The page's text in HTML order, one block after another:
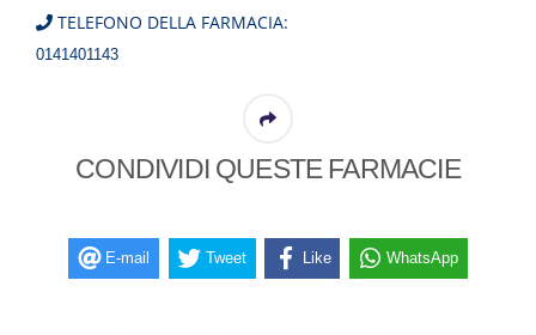
TELEFONO DELLA FARMACIA:
0141401143
CONDIVIDI QUESTE FARMACIE
E-mail Tweet Like WhatsApp